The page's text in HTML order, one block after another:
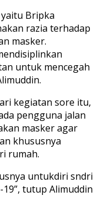
Bripka
razia terhadap
masker.
untuk mencegah
kegiatan sore itu,
pengguna jalan
masker agar
khususnya
rumah.
untukdiri sndri
tutup Alimuddin